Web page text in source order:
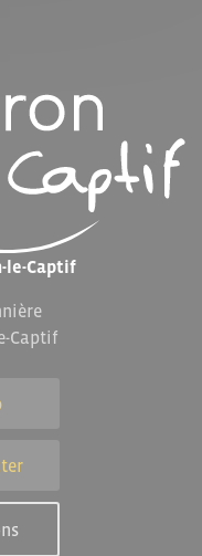
le-Captif
Captif